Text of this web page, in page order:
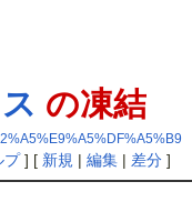
の凍結
プ] [ 新規 |編集 | 差分 ]